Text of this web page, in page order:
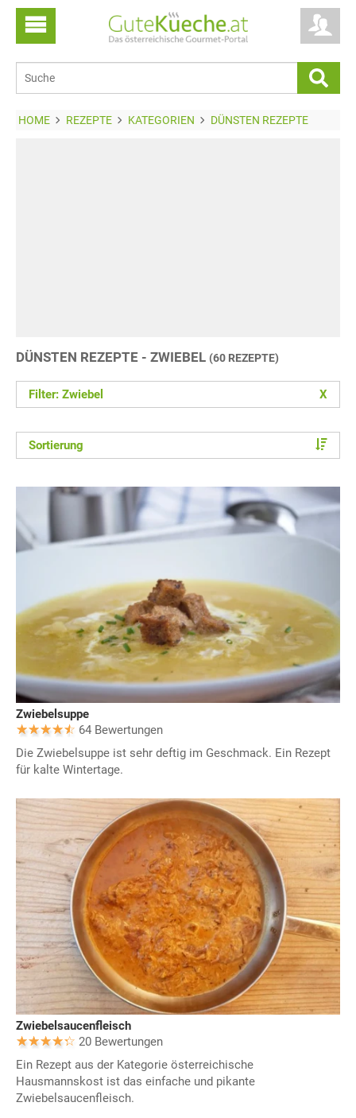
HOME REZEPTE KATEGORIEN DÜNSTEN REZEPTE
DÜNSTEN REZEPTE - ZWIEBEL (60 REZEPTE)
Filter: Zwiebel X
Sortierung
Zwiebelsuppe
64 Bewertungen
Die Zwiebelsuppe ist sehr deftig im Geschmack. Ein Rezept
für kalte Wintertage.
Zwiebelsaucenfleisch
20 Bewertungen
Ein Rezept aus der Kategorie österreichische
Hausmannskost ist das einfache und pikante
Zwiebelsaucenfleisch.